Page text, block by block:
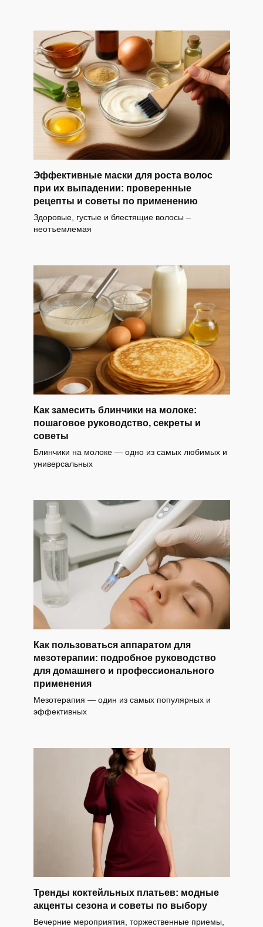
Эффективные маски для роста волос
при их выпадении: проверенные
рецепты и советы по применению
Здоровые, густые и блестящие волосы –
неотъемлемая
Как замесить блинчики на молоке:
пошаговое руководство, секреты и
советы
Блинчики на молоке — одно из самых любимых и
универсальных
Как пользоваться аппаратом для
мезотерапии: подробное руководство
для домашнего и профессионального
применения
Мезотерапия — один из самых популярных и
эффективных
Тренды коктейльных платьев: модные
акценты сезона и советы по выбору
Вечерние мероприятия, торжественные приемы,